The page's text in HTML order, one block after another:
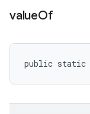
valueOf
public static